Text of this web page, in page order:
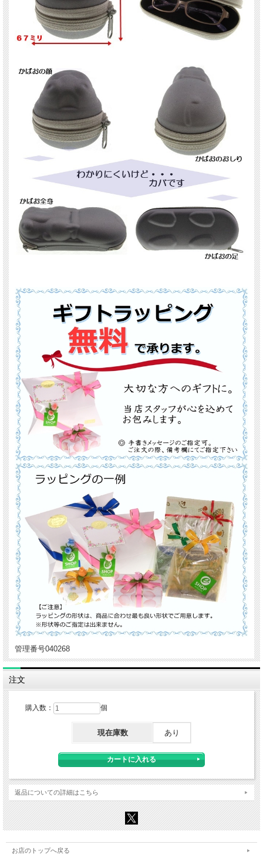
管理番号040268
注文
購入数： 個
現在庫数 あり
返品についての詳細はこちら
お店のトップへ戻る